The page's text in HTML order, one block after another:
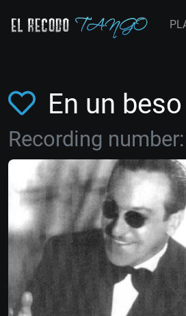
En un
Recording